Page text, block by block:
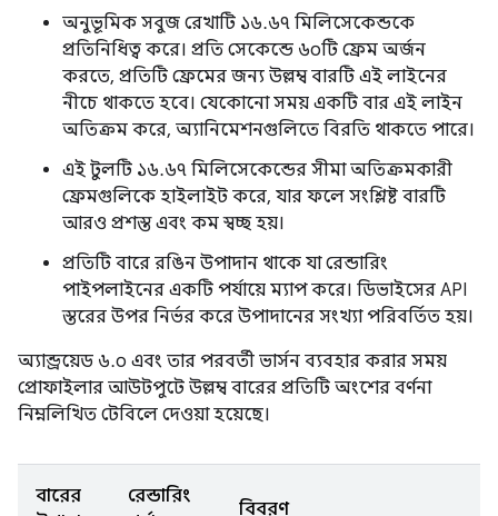
অনুভূমিক সবুজ রেখাটি ১৬.৬৭ মিলিসেকেন্ডকে
প্রতিনিধিত্ব করে। প্রতি সেকেন্ডে ৬০টি ফ্রেম অর্জন
করতে, প্রতিটি ফ্রেমের জন্য উল্লম্ব বারটি এই লাইনের
নীচে থাকতে হবে। যেকোনো সময় একটি বার এই লাইন
অতিক্রম করে, অ্যানিমেশনগুলিতে বিরতি থাকতে পারে।
এই টুলটি ১৬.৬৭ মিলিসেকেন্ডের সীমা অতিক্রমকারী
ফ্রেমগুলিকে হাইলাইট করে, যার ফলে সংশ্লিষ্ট বারটি
আরও প্রশস্ত এবং কম স্বচ্ছ হয়।
প্রতিটি বারে রঙিন উপাদান থাকে যা রেন্ডারিং
পাইপলাইনের একটি পর্যায়ে ম্যাপ করে। ডিভাইসের API
স্তরের উপর নির্ভর করে উপাদানের সংখ্যা পরিবর্তিত হয়।
অ্যান্ড্রয়েড ৬.০ এবং তার পরবর্তী ভার্সন ব্যবহার করার সময়
প্রোফাইলার আউটপুটে উল্লম্ব বারের প্রতিটি অংশের বর্ণনা
নিম্নলিখিত টেবিলে দেওয়া হয়েছে।
বারের
রেন্ডারিং
বিবরণ